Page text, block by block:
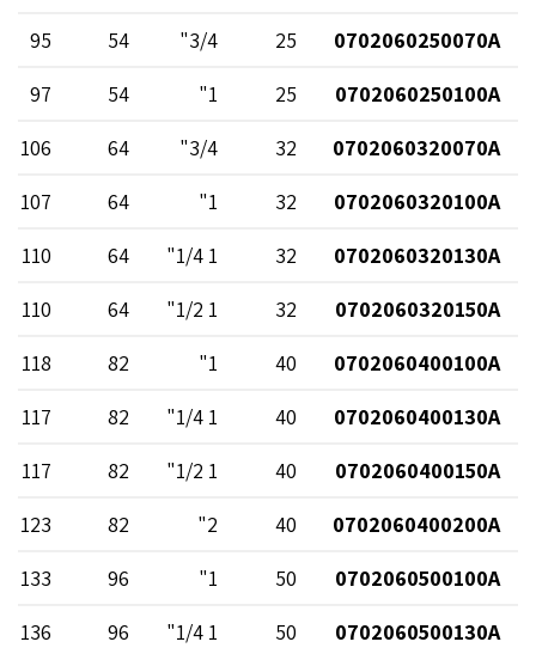
0702060250070A
25
3/4"
54
95
0702060250100A
25
1"
54
97
0702060320070A
32
3/4"
64
106
0702060320100A
32
1"
64
107
0702060320130A
32
1 1/4"
64
110
0702060320150A
32
1 1/2"
64
110
0702060400100A
40
1"
82
118
0702060400130A
40
1 1/4"
82
117
0702060400150A
40
1 1/2"
82
117
0702060400200A
40
2"
82
123
0702060500100A
50
1"
96
133
0702060500130A
50
1 1/4"
96
136